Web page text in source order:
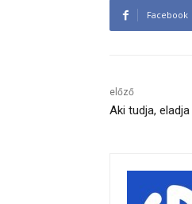
Facebook
előző
Aki tudja,